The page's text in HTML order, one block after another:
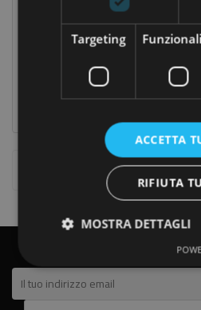
26,80 €
Visualizzati 1-4
ISCRIVITI ALLA
Targeting
ACCETTA
RIFIUTA
MOSTRA DETTAGLI